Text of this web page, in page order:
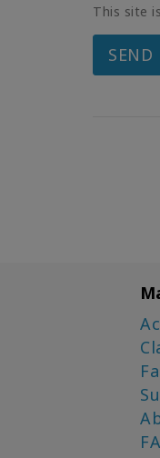
This site
SEND